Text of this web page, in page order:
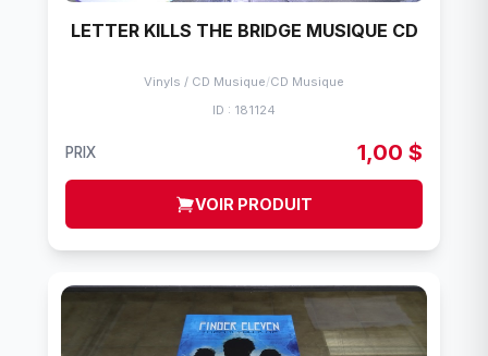
LETTER KILLS THE BRIDGE MUSIQUE CD
Vinyls / CD Musique/CD Musique
ID : 181124
PRIX 1,00 $
VOIR PRODUIT